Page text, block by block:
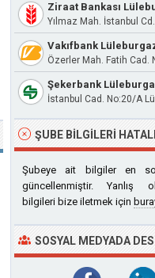
Ziraat Bankası
Vakıfbank
Şekerbank
İstanbul Cad. No:20/A
ŞUBE BILGILERI
Şubeye ait bilgiler en
güncellenmiştir. Yanlış
bilgileri bize iletmek için
SOSYAL MEDYADA